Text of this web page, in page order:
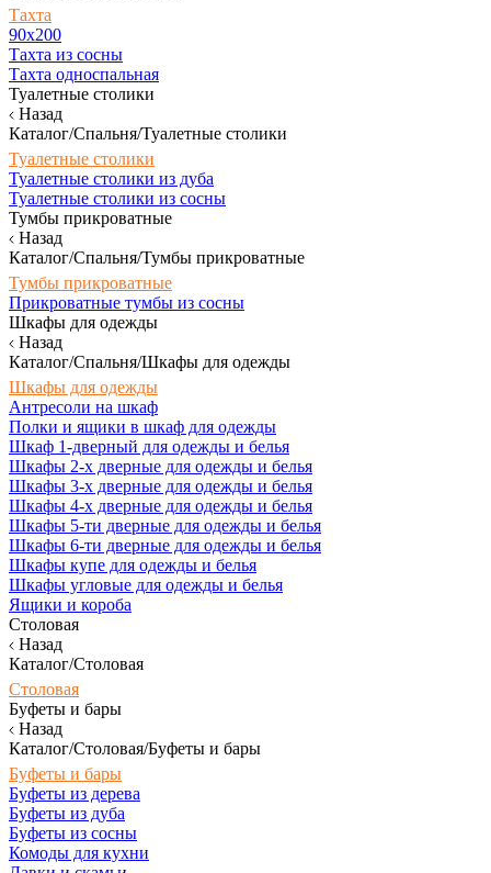
Тахта
90х200
Тахта из сосны
Тахта односпальная
Туалетные столики
Назад
Каталог/Спальня/Туалетные столики
Туалетные столики
Туалетные столики из дуба
Туалетные столики из сосны
Тумбы прикроватные
Назад
Каталог/Спальня/Тумбы прикроватные
Тумбы прикроватные
Прикроватные тумбы из сосны
Шкафы для одежды
Назад
Каталог/Спальня/Шкафы для одежды
Шкафы для одежды
Антресоли на шкаф
Полки и ящики в шкаф для одежды
Шкаф 1-дверный для одежды и белья
Шкафы 2-х дверные для одежды и белья
Шкафы 3-х дверные для одежды и белья
Шкафы 4-х дверные для одежды и белья
Шкафы 5-ти дверные для одежды и белья
Шкафы 6-ти дверные для одежды и белья
Шкафы купе для одежды и белья
Шкафы угловые для одежды и белья
Ящики и короба
Столовая
Назад
Каталог/Столовая
Столовая
Буфеты и бары
Назад
Каталог/Столовая/Буфеты и бары
Буфеты и бары
Буфеты из дерева
Буфеты из дуба
Буфеты из сосны
Комоды для кухни